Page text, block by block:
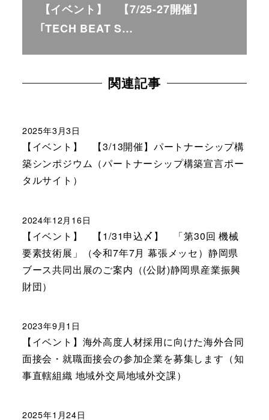
【イベント】 【7/25-27開催】
｢TECH BEAT S…
関連記事
【イベント】 【3/13開催】パートナーシップ構
築シンポジウム（パートナーシップ構築宣言ポー
タルサイト）
2025年3月3日
【イベント】 【1/31申込〆】 「第30回 機械
要素技術展」（令和7年7月 幕張メッセ）静岡県
ブース共同出展のご案内（(公財)静岡県産業振興
財団）
2024年12月16日
【イベント】海外高度人材採用に向けた海外合同
面接会・就職面接会の参加企業を募集します（知
事直轄組織 地域外交局地域外交課）
2023年9月1日
2025年1月24日